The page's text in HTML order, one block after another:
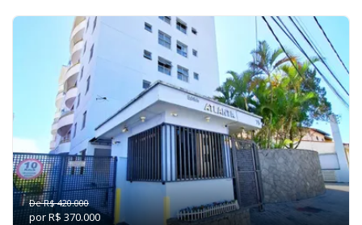
De R$ 420.000
por R$ 370.000